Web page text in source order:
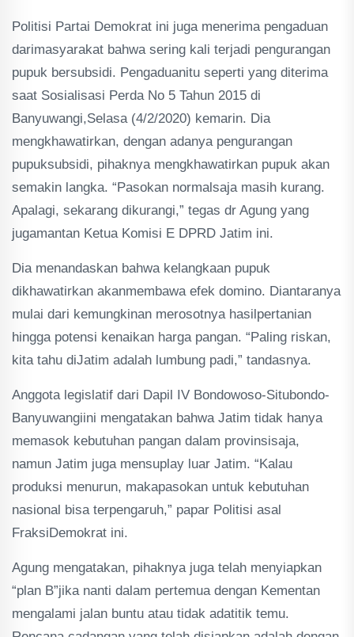
Politisi Partai Demokrat ini juga menerima pengaduan
darimasyarakat bahwa sering kali terjadi pengurangan
pupuk bersubsidi. Pengaduanitu seperti yang diterima
saat Sosialisasi Perda No 5 Tahun 2015 di
Banyuwangi,Selasa (4/2/2020) kemarin. Dia
mengkhawatirkan, dengan adanya pengurangan
pupuksubsidi, pihaknya mengkhawatirkan pupuk akan
semakin langka. “Pasokan normalsaja masih kurang.
Apalagi, sekarang dikurangi,” tegas dr Agung yang
jugamantan Ketua Komisi E DPRD Jatim ini.
Dia menandaskan bahwa kelangkaan pupuk
dikhawatirkan akanmembawa efek domino. Diantaranya
mulai dari kemungkinan merosotnya hasilpertanian
hingga potensi kenaikan harga pangan. “Paling riskan,
kita tahu diJatim adalah lumbung padi,” tandasnya.
Anggota legislatif dari Dapil IV Bondowoso-Situbondo-
Banyuwangiini mengatakan bahwa Jatim tidak hanya
memasok kebutuhan pangan dalam provinsisaja,
namun Jatim juga mensuplay luar Jatim. “Kalau
produksi menurun, makapasokan untuk kebutuhan
nasional bisa terpengaruh,” papar Politisi asal
FraksiDemokrat ini.
Agung mengatakan, pihaknya juga telah menyiapkan
“plan B”jika nanti dalam pertemua dengan Kementan
mengalami jalan buntu atau tidak adatitik temu.